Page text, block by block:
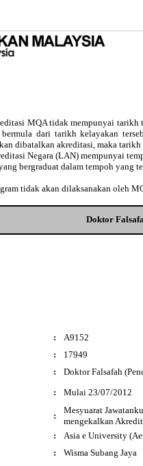
MQA tidak mempunyai
dari tarikh kelayakan
dibatalkan akreditasi, maka
Negara (LAN) mempunyai
bergraduat dalam tempoh yang
tidak akan dilaksanakan oleh
Doktor
:
A9152
:
17949
:
Doktor Falsafah
: Mulai 23/07/2012
:
Mesyuarat
mengekalkan
:
Asia e University
:
Wisma Subang Jaya